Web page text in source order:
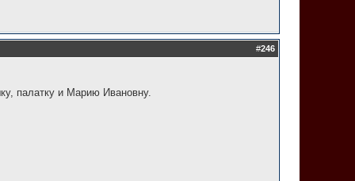
#246
палатку и Марию Ивановну.